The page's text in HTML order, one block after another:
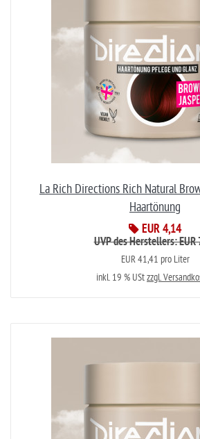
La Rich Directions Rich Natural
Haartönung
EUR 4,14
UVP des Herstellers: EUR
EUR 41,41 pro Liter
inkl. 19 % UStzzgl.